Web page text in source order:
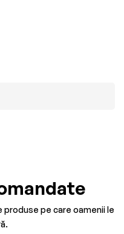
produse pe care oamenii le